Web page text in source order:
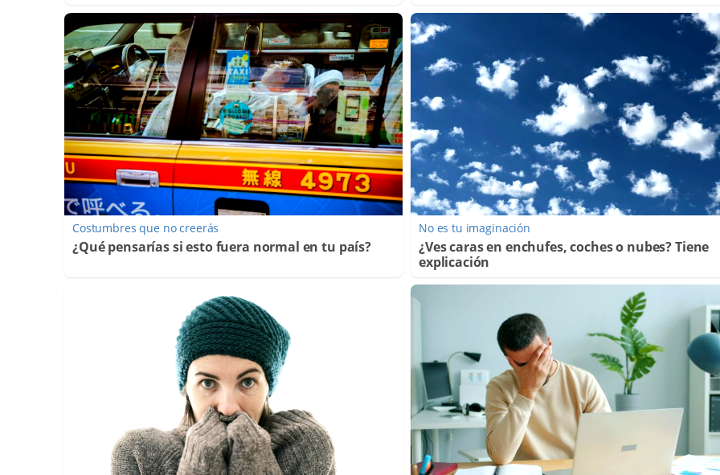
Costumbres que no creerás
¿Qué pensarías si esto fuera normal en tu país?
No es tu imaginación
¿Ves caras en enchufes, coches o nubes? Tiene
explicación